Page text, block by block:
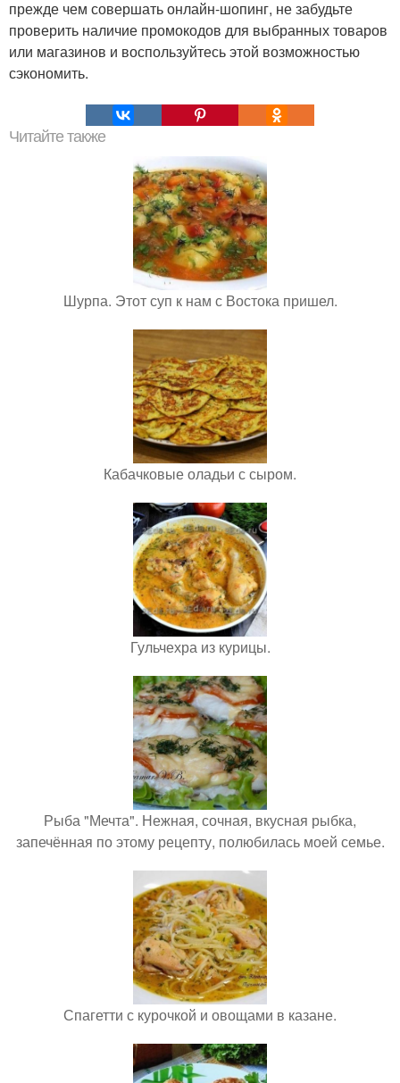
прежде чем совершать онлайн-шопинг, не забудьте
проверить наличие промокодов для выбранных товаров
или магазинов и воспользуйтесь этой возможностью
сэкономить.
Читайте также
Шурпа. Этот суп к нам с Востока пришел.
Кабачковые оладьи с сыром.
Гульчехра из курицы.
Рыба "Мечта". Нежная, сочная, вкусная рыбка,
запечённая по этому рецепту, полюбилась моей семье.
Спагетти с курочкой и овощами в казане.